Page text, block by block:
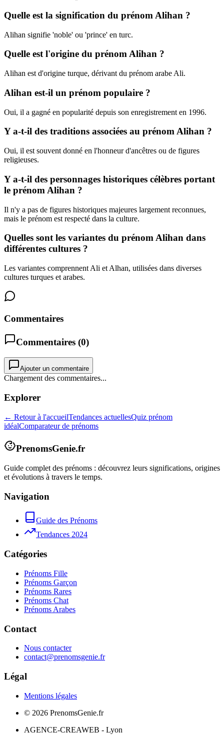
Quelle est la signification du prénom Alihan ?
Alihan signifie 'noble' ou 'prince' en turc.
Quelle est l'origine du prénom Alihan ?
Alihan est d'origine turque, dérivant du prénom arabe Ali.
Alihan est-il un prénom populaire ?
Oui, il a gagné en popularité depuis son enregistrement en 1996.
Y a-t-il des traditions associées au prénom Alihan ?
Oui, il est souvent donné en l'honneur d'ancêtres ou de figures
religieuses.
Y a-t-il des personnages historiques célèbres portant
le prénom Alihan ?
Il n'y a pas de figures historiques majeures largement reconnues,
mais le prénom est respecté dans la culture.
Quelles sont les variantes du prénom Alihan dans
différentes cultures ?
Les variantes comprennent Ali et Alhan, utilisées dans diverses
cultures turques et arabes.
Commentaires
Commentaires (0)
Ajouter un commentaire
Chargement des commentaires...
Explorer
← Retour à l'accueilTendances actuellesQuiz prénom
idéalComparateur de prénoms
PrenomsGenie.fr
Guide complet des prénoms : découvrez leurs significations, origines
et évolutions à travers le temps.
Navigation
Guide des Prénoms
Tendances 2024
Catégories
Prénoms Fille
Prénoms Garçon
Prénoms Rares
Prénoms Chat
Prénoms Arabes
Contact
Nous contacter
contact@prenomsgenie.fr
Légal
Mentions légales
© 2026 PrenomsGenie.fr
AGENCE-CREAWEB - Lyon